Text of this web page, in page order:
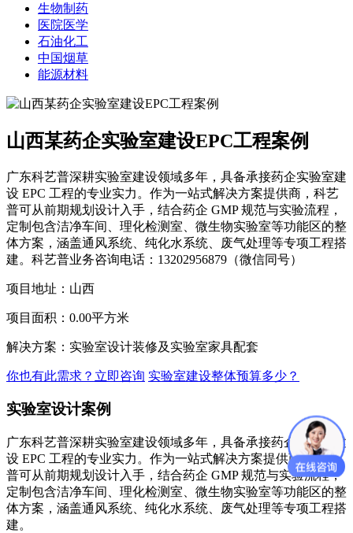
生物制药
医院医学
石油化工
中国烟草
能源材料
山西某药企实验室建设EPC工程案例
广东科艺普深耕实验室建设领域多年，具备承接药企实验室建
设 EPC 工程的专业实力。作为一站式解决方案提供商，科艺
普可从前期规划设计入手，结合药企 GMP 规范与实验流程，
定制包含洁净车间、理化检测室、微生物实验室等功能区的整
体方案，涵盖通风系统、纯化水系统、废气处理等专项工程搭
建。科艺普业务咨询电话：13202956879（微信同号）
项目地址：山西
项目面积：0.00平方米
解决方案：实验室设计装修及实验室家具配套
你也有此需求？立即咨询 实验室建设整体预算多少？
实验室设计案例
广东科艺普深耕实验室建设领域多年，具备承接药企实验室建
设 EPC 工程的专业实力。作为一站式解决方案提供商，科艺
普可从前期规划设计入手，结合药企 GMP 规范与实验流程，
定制包含洁净车间、理化检测室、微生物实验室等功能区的整
体方案，涵盖通风系统、纯化水系统、废气处理等专项工程搭
建。